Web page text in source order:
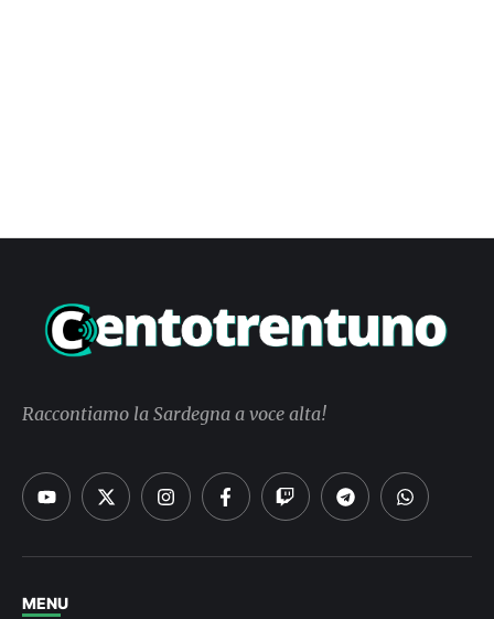
Raccontiamo la Sardegna a voce alta!
MENU